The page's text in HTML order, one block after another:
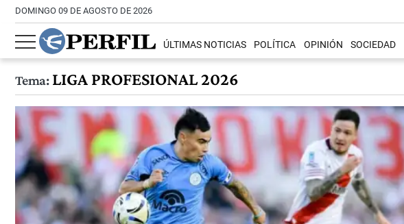
DOMINGO 09 DE AGOSTO DE 2026
ÚLTIMAS NOTICIAS POLÍTICA OPINIÓN SOCIEDAD
Tema:LIGA PROFESIONAL 2026